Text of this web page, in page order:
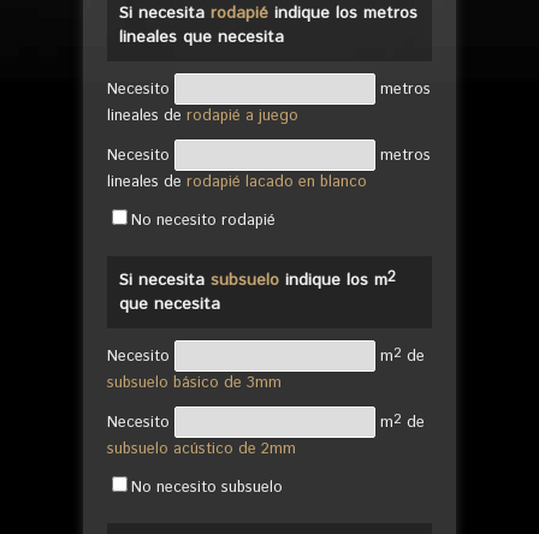
Si necesita rodapié indique los metros
lineales que necesita
Necesito
metros
lineales de rodapié a juego
Necesito
metros
lineales de rodapié lacado en blanco
No necesito rodapié
Si necesita subsuelo indique los m2
que necesita
Necesito m2 de
subsuelo básico de 3mm
Necesito
m2 de
subsuelo acústico de 2mm
No necesito subsuelo